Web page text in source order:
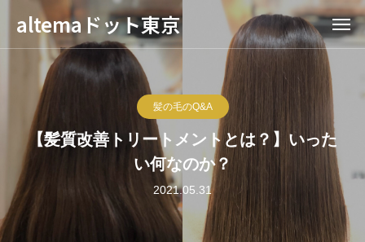
altemaドット東京
髪の毛のQ&A
【髪質改善トリートメントとは？】いった
い何なのか？
2021.05.31